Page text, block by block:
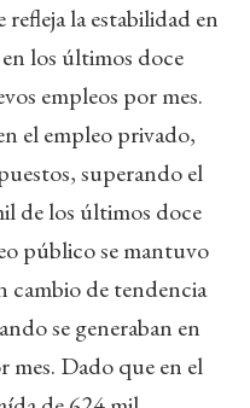
la estabilidad en
los últimos doce
empleos por mes.
el empleo privado,
superando el
de los últimos doce
público se mantuvo
cambio de tendencia
se generaban en
Dado que en el